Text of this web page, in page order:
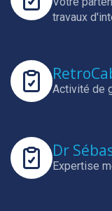
travaux
Activité de
Dr
Expertise